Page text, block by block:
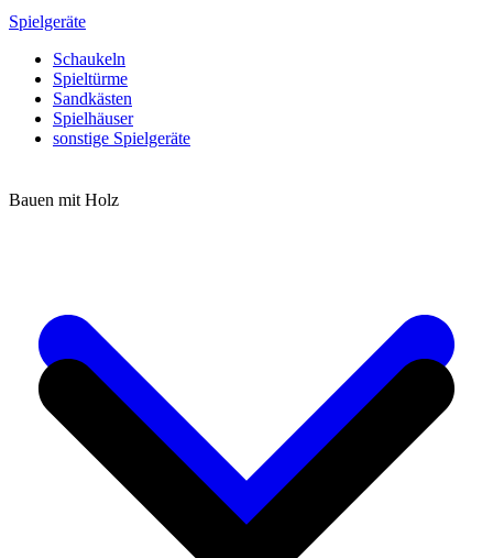
Spielgeräte
Schaukeln
Spieltürme
Sandkästen
Spielhäuser
sonstige Spielgeräte
Bauen mit Holz